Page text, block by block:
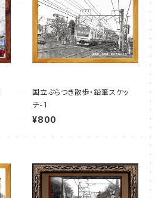
国立ぶらつき散歩・鉛筆スケッ
チ-1
¥800